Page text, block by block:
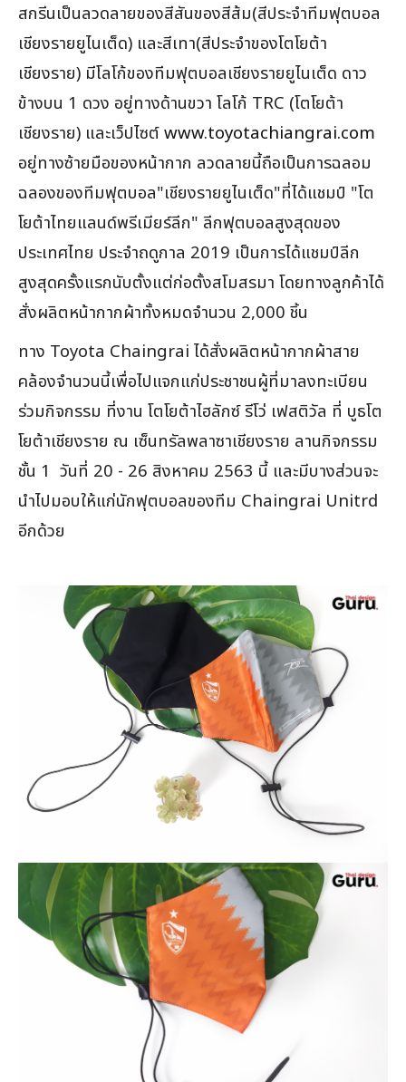
สกรีนเป็นลวดลายของสีสันของสีส้ม(สีประจำทีมฟุตบอล
เชียงรายยูไนเต็ด) และสีเทา(สีประจำของโตโยต้า
เชียงราย) มีโลโก้ของทีมฟุตบอลเชียงรายยูไนเต็ด ดาว
ข้างบน 1 ดวง อยู่ทางด้านขวา โลโก้ TRC (โตโยต้า
เชียงราย) และเว็ปไซต์www.toyotachiangrai.com
อยู่ทางซ้ายมือของหน้ากาก ลวดลายนี้ถือเป็นการฉลอม
ฉลองของทีมฟุตบอล"เชียงรายยูไนเต็ด"ที่ได้แชมป์ "โต
โยต้าไทยแลนด์พรีเมียร์ลีก" ลีกฟุตบอลสูงสุดของ
ประเทศไทย ประจำถดูกาล 2019 เป็นการได้แชมป์ลีก
สูงสุดครั้งแรกนับตั้งแต่ก่อตั้งสโมสรมา โดยทางลูกค้าได้
สั่งผลิตหน้ากากผ้าทั้งหมดจำนวน 2,000 ชิ้น
ทาง Toyota Chaingrai ได้สั่งผลิตหน้ากากผ้าสาย
คล้องจำนวนนี้เพื่อไปแจกแก่ประชาชนผู้ที่มาลงทะเบียน
ร่วมกิจกรรม ที่งาน โตโยต้าไฮลักซ์ รีโว่ เฟสติวัล ที่ บูธโต
โยต้าเชียงราย ณ เซ็นทรัลพลาซาเชียงราย ลานกิจกรรม
ชั้น 1 วันที่ 20 - 26 สิงหาคม 2563 นี้ และมีบางส่วนจะ
นำไปมอบให้แก่นักฟุตบอลของทีม Chaingrai Unitrd
อีกด้วย